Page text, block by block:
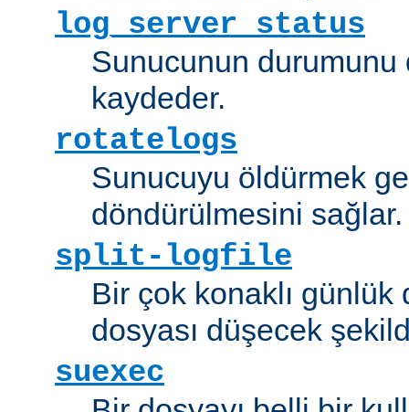
log_server_status
Sunucunun durumunu
kaydeder.
rotatelogs
Sunucuyu öldürmek
döndürülmesini sağlar.
split-logfile
Bir çok konaklı günlük
dosyası düşecek
suexec